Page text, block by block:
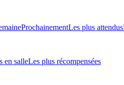
ProchainementLes plus attendus
en salleLes plus récompensées